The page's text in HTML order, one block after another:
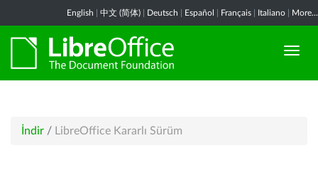
English 中文 (简体) Deutsch Español Français Italiano More...
İndir / LibreOffice Kararlı Sürüm